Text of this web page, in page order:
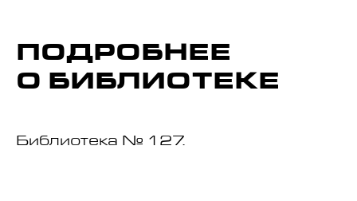
ПОДРОБНЕЕ
О БИБЛИОТЕКЕ
Библиотека № 127.